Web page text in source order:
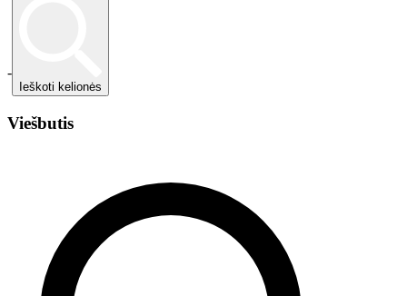
-
Ieškoti kelionės
Viešbutis